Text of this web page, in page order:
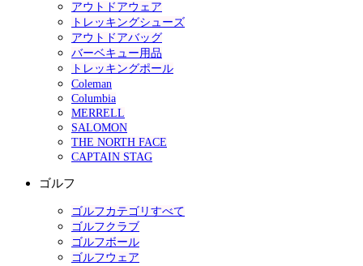
アウトドアウェア
トレッキングシューズ
アウトドアバッグ
バーベキュー用品
トレッキングポール
Coleman
Columbia
MERRELL
SALOMON
THE NORTH FACE
CAPTAIN STAG
ゴルフ
ゴルフカテゴリすべて
ゴルフクラブ
ゴルフボール
ゴルフウェア